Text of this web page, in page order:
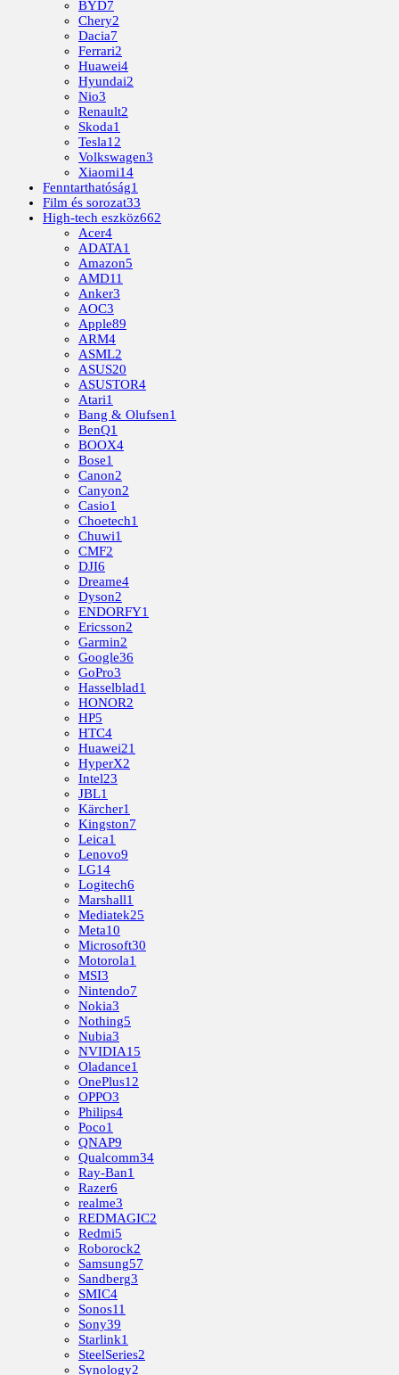
BYD7
Chery2
Dacia7
Ferrari2
Huawei4
Hyundai2
Nio3
Renault2
Skoda1
Tesla12
Volkswagen3
Xiaomi14
Fenntarthatóság1
Film és sorozat33
High-tech eszköz662
Acer4
ADATA1
Amazon5
AMD11
Anker3
AOC3
Apple89
ARM4
ASML2
ASUS20
ASUSTOR4
Atari1
Bang & Olufsen1
BenQ1
BOOX4
Bose1
Canon2
Canyon2
Casio1
Choetech1
Chuwi1
CMF2
DJI6
Dreame4
Dyson2
ENDORFY1
Ericsson2
Garmin2
Google36
GoPro3
Hasselblad1
HONOR2
HP5
HTC4
Huawei21
HyperX2
Intel23
JBL1
Kärcher1
Kingston7
Leica1
Lenovo9
LG14
Logitech6
Marshall1
Mediatek25
Meta10
Microsoft30
Motorola1
MSI3
Nintendo7
Nokia3
Nothing5
Nubia3
NVIDIA15
Oladance1
OnePlus12
OPPO3
Philips4
Poco1
QNAP9
Qualcomm34
Ray-Ban1
Razer6
realme3
REDMAGIC2
Redmi5
Roborock2
Samsung57
Sandberg3
SMIC4
Sonos11
Sony39
Starlink1
SteelSeries2
Synology2